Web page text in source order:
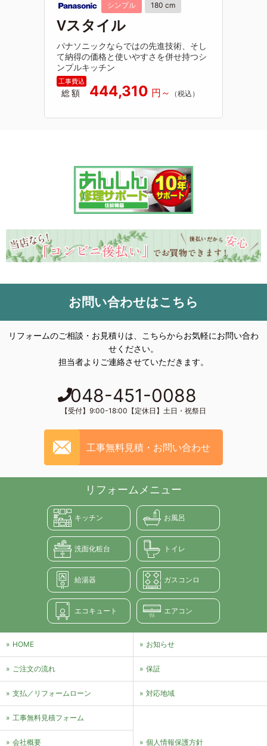
シンプル 180 cm
Vスタイル
パナソニックならではの先進技術、そし
て納得の価格と使いやすさを併せ持つシ
ンプルキッチン
総額 444,310
お問い合わせはこちら
リフォームのご相談・お見積りは、こちらからお気軽にお問い合わ
せください。
担当者よりご連絡させていただきます。
048-451-0088
【受付】9:00-18:00【定休日】土日・祝祭日
工事無料見積・お問い合わせ
リフォームメニュー
キッチン お風呂
洗面化粧台 トイレ
給湯器 ガスコンロ
エコキュート エアコン
HOME お知らせ
ご注文の流れ 保証
支払／リフォームローン 対応地域
⼯事無料⾒積フォーム
会社概要 個⼈情報保護⽅針